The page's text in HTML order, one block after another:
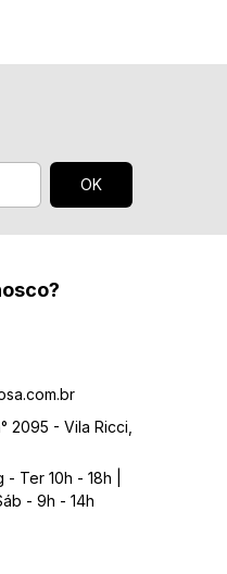
2095 - Vila Ricci,
Ter 10h - 18h |
- 9h - 14h